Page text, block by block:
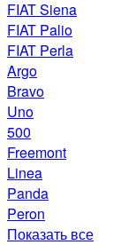
FIAT Siena
FIAT Palio
FIAT Perla
Argo
Bravo
Uno
500
Freemont
Linea
Panda
Peron
Показать все